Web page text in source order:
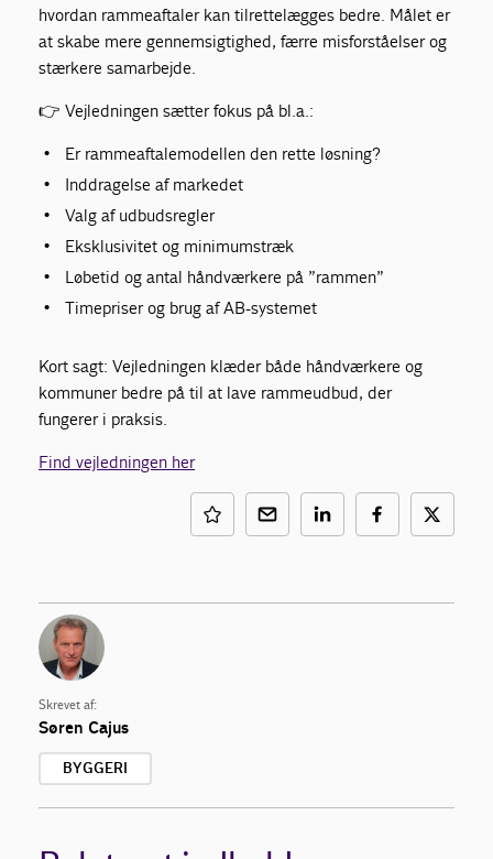
hvordan rammeaftaler kan tilrettelægges bedre. Målet er
at skabe mere gennemsigtighed, færre misforståelser og
stærkere samarbejde.
👉 Vejledningen sætter fokus på bl.a.:
Er rammeaftalemodellen den rette løsning?
Inddragelse af markedet
Valg af udbudsregler
Eksklusivitet og minimumstræk
Løbetid og antal håndværkere på ”rammen”
Timepriser og brug af AB-systemet
Kort sagt: Vejledningen klæder både håndværkere og
kommuner bedre på til at lave rammeudbud, der
fungerer i praksis.
Find vejledningen her
Skrevet af:
Søren Cajus
BYGGERI